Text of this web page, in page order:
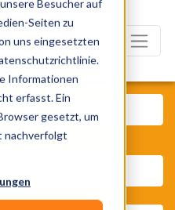
Besucher auf
Seiten zu
uns eingesetzten
Informationen
erfasst. Ein
gesetzt, um
nachverfolgt
Was? Künstler, Zelte,